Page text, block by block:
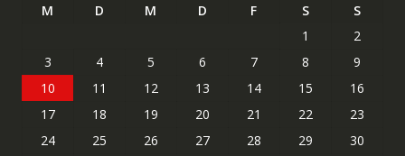
M D M D F S
S
1
2
3
4 5 6 7 8
9
10
11 12 13 14 15
16
17
18 19 20 21 22
23
24
25 26 27 28 29
30